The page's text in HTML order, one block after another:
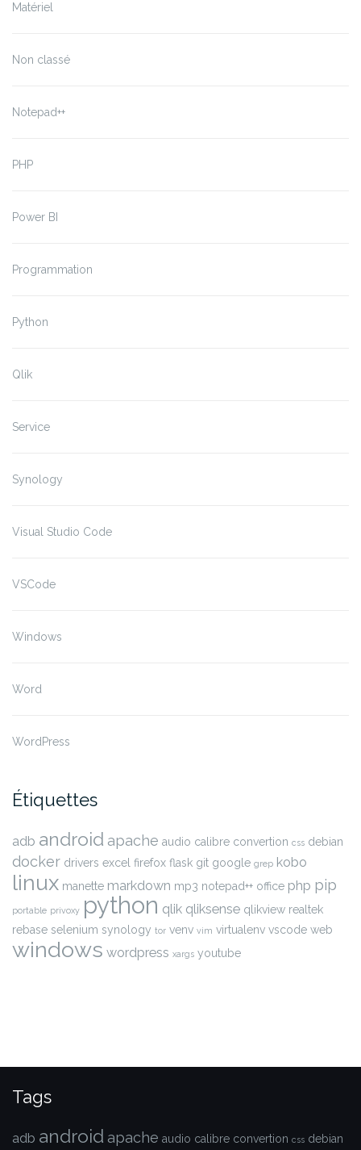
Matériel
Non classé
Notepad++
PHP
Power BI
Programmation
Python
Qlik
Service
Synology
Visual Studio Code
VSCode
Windows
Word
WordPress
Étiquettes
adb android apache audio calibre convertion css debian
docker drivers excel firefox flask git google grep kobo
linux manette markdown mp3 notepad++ office php pip
portable privoxy python qlik qliksense qlikview realtek
rebase selenium synology tor venv vim virtualenv vscode web
windows wordpress xargs youtube
Tags
adb android apache audio calibre convertion css debian